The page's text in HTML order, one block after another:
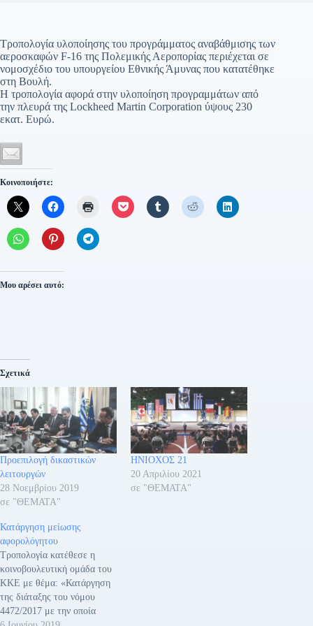
Τροπολογία υλοποίησης του προγράμματος αναβάθμισης των
αεροσκαφών F-16 της Πολεμικής Αεροπορίας περιέχεται σε
νομοσχέδιο του υπουργείου Εθνικής Άμυνας που κατατέθηκε
στη Βουλή.
Η τροπολογία αφορά στην υλοποίηση προγραμμάτων από
την πλευρά της Lockheed Martin Corporation ύψους 230
εκατ. Ευρώ.
Κοινοποιήστε:
Μου αρέσει αυτό:
Σχετικά
Προεπιλογή δικαστικών
λειτουργών
28 Νοεμβρίου 2019
σε "ΘΕΜΑΤΑ"
ΗΝΙΟΧΟΣ 21
20 Απριλίου 2021
σε "ΘΕΜΑΤΑ"
Κατάργηση μείωσης
αφορολόγητου
Τροπολογία κατέθεσε η
κοινοβουλευτική ομάδα του
ΚΚΕ με θέμα: «Κατάργηση
της διάταξης του νόμου
4472/2017 με την οποία